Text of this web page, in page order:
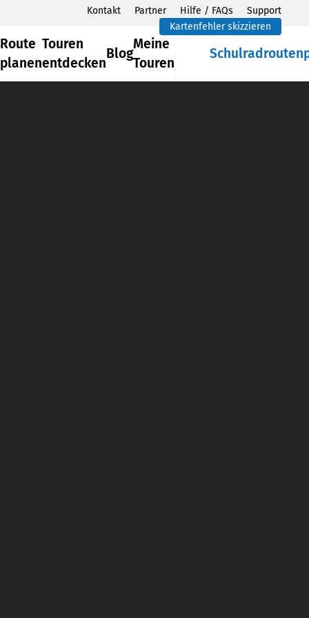
Kontakt Partner Hilfe / FAQs
Support
Kartenfehler skizzieren
Route
planen
Touren
entdecken
Blog
Meine
Touren